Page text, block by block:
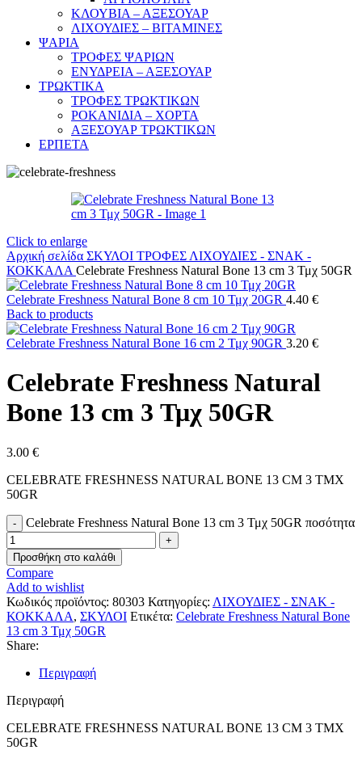
ΚΛΟΥΒΙΑ – ΑΞΕΣΟΥΑΡ
ΛΙΧΟΥΔΙΕΣ – ΒΙΤΑΜΙΝΕΣ
ΨΑΡΙΑ
ΤΡΟΦΕΣ ΨΑΡΙΩΝ
ΕΝΥΔΡΕΙΑ – ΑΞΕΣΟΥΑΡ
ΤΡΩΚΤΙΚΑ
ΤΡΟΦΕΣ ΤΡΩΚΤΙΚΩΝ
ΡΟΚΑΝΙΔΙΑ – ΧΟΡΤΑ
ΑΞΕΣΟΥΑΡ ΤΡΩΚΤΙΚΩΝ
ΕΡΠΕΤΑ
Click to enlarge
Αρχική σελίδα ΣΚΥΛΟΙ ΤΡΟΦΕΣ ΛΙΧΟΥΔΙΕΣ - ΣΝΑΚ -
ΚΟΚΚΑΛΑ Celebrate Freshness Natural Bone 13 cm 3 Τμχ 50GR
Celebrate Freshness Natural Bone 8 cm 10 Τμχ 20GR 4.40 €
Back to products
Celebrate Freshness Natural Bone 16 cm 2 Τμχ 90GR 3.20 €
Celebrate Freshness Natural
Bone 13 cm 3 Τμχ 50GR
3.00 €
CELEBRATE FRESHNESS NATURAL BONE 13 CM 3 ΤΜΧ
50GR
Celebrate Freshness Natural Bone 13 cm 3 Τμχ 50GR ποσότητα
Προσθήκη στο καλάθι
Compare
Add to wishlist
Κωδικός προϊόντος: 80303 Κατηγορίες: ΛΙΧΟΥΔΙΕΣ - ΣΝΑΚ -
ΚΟΚΚΑΛΑ, ΣΚΥΛΟΙ Ετικέτα: Celebrate Freshness Natural Bone
13 cm 3 Τμχ 50GR
Share:
Περιγραφή
Περιγραφή
CELEBRATE FRESHNESS NATURAL BONE 13 CM 3 ΤΜΧ
50GR